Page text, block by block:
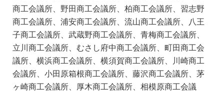
商工会議所、野田商工会議所、柏商工会議所、習志野
商工会議所、浦安商工会議所、流山商工会議所、八王
子商工会議所、武蔵野商工会議所、青梅商工会議所、
立川商工会議所、むさし府中商工会議所、町田商工会
議所、横浜商工会議所、横須賀商工会議所、川崎商工
会議所、小田原箱根商工会議所、藤沢商工会議所、茅
ヶ崎商工会議所、厚木商工会議所、相模原商工会議